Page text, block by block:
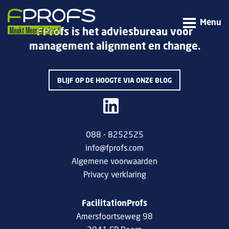
Menu
FProfs is het adviesbureau voor
management alignment en change.
BLIJF OP DE HOOGTE VIA ONZE BLOG
088 - 8252525
info@fprofs.com
Algemene voorwaarden
Privacy verklaring
FacilitationProfs
Amersfoortseweg 98